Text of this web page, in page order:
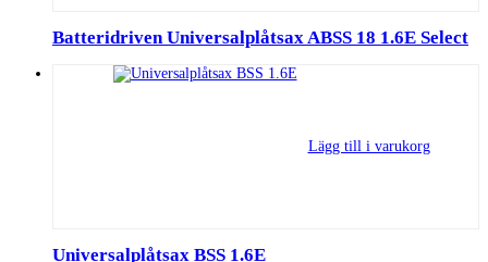
Batteridriven Universalplåtsax ABSS 18 1.6E Select
Lägg till i varukorg
Universalplåtsax BSS 1.6E